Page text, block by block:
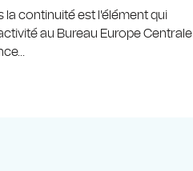
la continuité est l'élément qui
au Bureau Europe Centrale